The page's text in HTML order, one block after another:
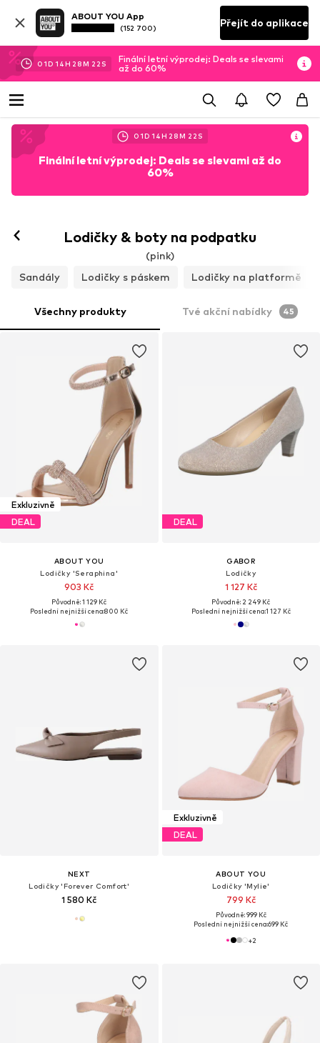
ABOUT YOU App
(152 700) Přejít do aplikace
01D 14H 28M 20 S
Finální letní výprodej: Deals se slevami
až do 60%
01D 14H 28M 20 S
Finální letní výprodej: Deals se slevami až do
60%
Lodičky & boty na podpatku
(pink)
Sandály
Lodičky s páskem Lodičky na platformě
Všechny produkty Tvé akční nabídky 45
Exkluzivně
DEAL
ABOUT YOU
Lodičky 'Seraphina'
903 Kč
Původně: 1 129 Kč
Poslední nejnižší cena:800 Kč
DEAL
GABOR
Lodičky
1 127 Kč
Původně: 2 249 Kč
Poslední nejnižší cena:1 127 Kč
NEXT
Lodičky 'Forever Comfort'
1 580 Kč
Exkluzivně
DEAL
ABOUT YOU
Lodičky 'Mylie'
799 Kč
Původně: 999 Kč
Poslední nejnižší cena:699 Kč
+2